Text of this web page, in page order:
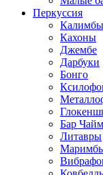
Перкуссия
Калимбы
Кахоны
Джембе
Дарбуки
Бонго
Бар
Литавры